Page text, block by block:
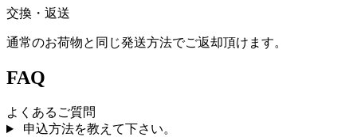
交換・返送
通常のお荷物と同じ発送方法でご返却頂けます。
FAQ
よくあるご質問
申込方法を教えて下さい。